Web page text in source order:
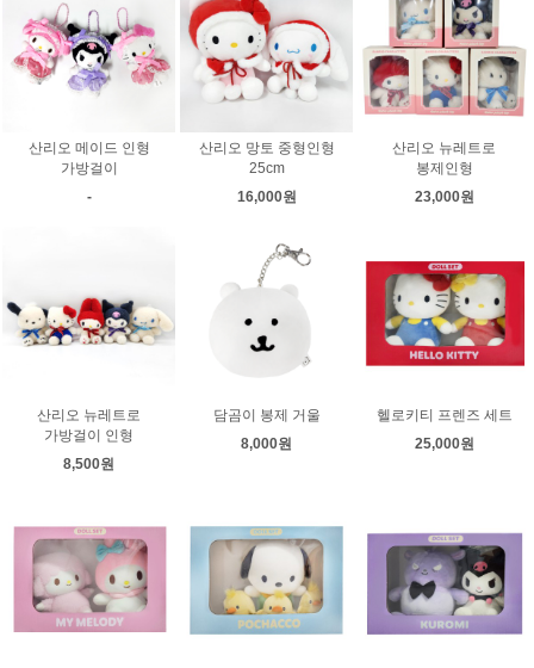
산리오 메이드 인형
가방걸이
-
산리오 망토 중형인형
25cm
16,000원
산리오 뉴레트로
봉제인형
23,000원
산리오 뉴레트로
가방걸이 인형
8,500원
담곰이 봉제 거울
8,000원
헬로키티 프렌즈 세트
25,000원